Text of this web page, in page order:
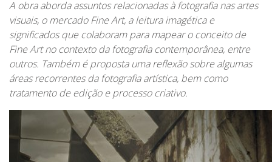
A obra aborda assuntos relacionadas à fotografia nas artes
visuais, o mercado Fine Art, a leitura imagética e
significados que colaboram para mapear o conceito de
Fine Art no contexto da fotografia contemporânea, entre
outros. Também é proposta uma reflexão sobre algumas
áreas recorrentes da fotografia artística, bem como
tratamento de edição e processo criativo.